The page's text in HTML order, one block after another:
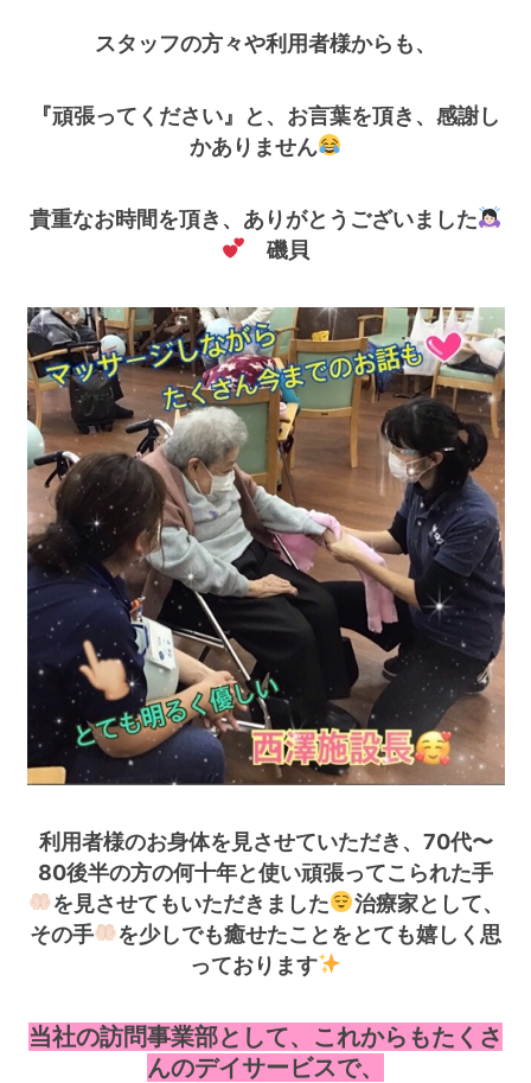
スタッフの方々や利用者様からも、
『頑張ってください』と、お言葉を頂き、感謝し
かありません
貴重なお時間を頂き、ありがとうございました
磯貝
利用者様のお身体を見させていただき、70代〜
80後半の方の何十年と使い頑張ってこられた手
を見させてもいただきました
治療家として、
その手
を少しでも癒せたことをとても嬉しく思
っております
当社の訪問事業部として、これからもたくさ
んのデイサービスで、